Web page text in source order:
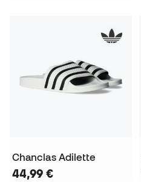
Chanclas Adilette
44,99 €